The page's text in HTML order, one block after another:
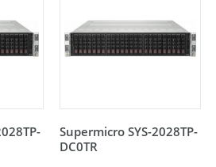
Supermicro SYS-2028TP-
DC0TR